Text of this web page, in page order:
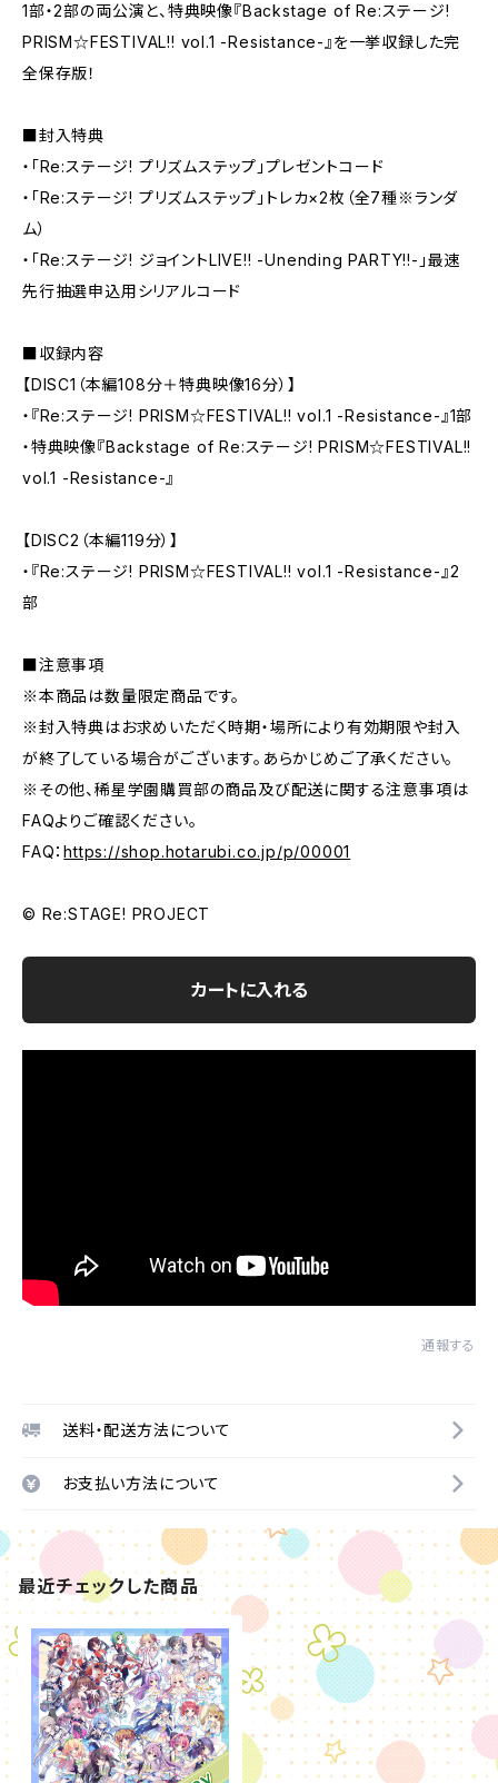
1部・2部の両公演と、特典映像『Backstage of Re:ステージ!
PRISM☆FESTIVAL!! vol.1 -Resistance-』を一挙収録した完
全保存版！
■封入特典
・「Re:ステージ! プリズムステップ」プレゼントコード
・「Re:ステージ! プリズムステップ」トレカ×2枚（全7種※ランダ
ム）
・「Re:ステージ! ジョイントLIVE!! -Unending PARTY!!-」最速
先行抽選申込用シリアルコード
■収録内容
【DISC1（本編108分＋特典映像16分）】
・『Re:ステージ! PRISM☆FESTIVAL!! vol.1 -Resistance-』1部
・特典映像『Backstage of Re:ステージ! PRISM☆FESTIVAL!!
vol.1 -Resistance-』
【DISC2（本編119分）】
・『Re:ステージ! PRISM☆FESTIVAL!! vol.1 -Resistance-』2
部
■注意事項
※本商品は数量限定商品です。
※封入特典はお求めいただく時期・場所により有効期限や封入
が終了している場合がございます。あらかじめご了承ください。
※その他、稀星学園購買部の商品及び配送に関する注意事項は
FAQよりご確認ください。
FAQ：https://shop.hotarubi.co.jp/p/00001
© Re:STAGE! PROJECT
カートに入れる
通報する
送料・配送方法について
お支払い方法について
最近チェックした商品